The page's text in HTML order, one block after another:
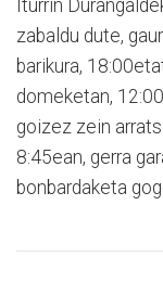
Iturrin
zabaldu dute,
barikura,
domeketan,
goizez zein
8:45ean, gerra
bonbardaketa